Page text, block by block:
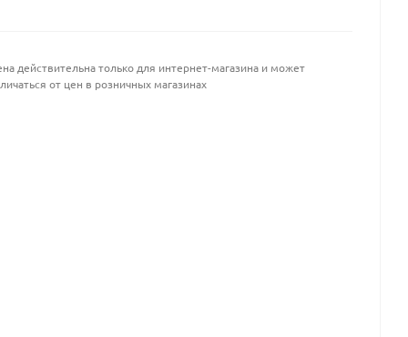
действительна только для интернет-магазина и может
от цен в розничных магазинах